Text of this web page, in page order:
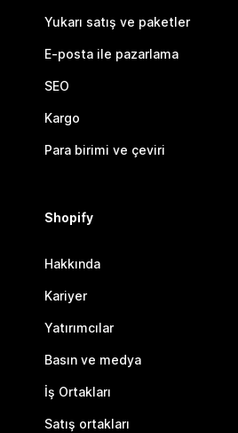
Yukarı satış ve paketler
E-posta ile pazarlama
SEO
Kargo
Para birimi ve çeviri
Shopify
Hakkında
Kariyer
Yatırımcılar
Basın ve medya
İş Ortakları
Satış ortakları